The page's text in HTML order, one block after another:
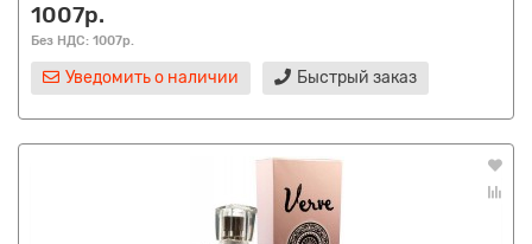
1007р.
Без НДС: 1007р.
Уведомить о наличии Быстрый заказ